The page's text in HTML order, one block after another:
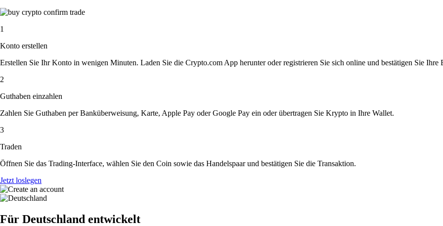
1
Konto erstellen
Erstellen Sie Ihr Konto in wenigen Minuten. Laden Sie die Crypto.com App herunter oder registrieren Sie sich online und bestätigen Sie Ihre
2
Guthaben einzahlen
Zahlen Sie Guthaben per Banküberweisung, Karte, Apple Pay oder Google Pay ein oder übertragen Sie Krypto in Ihre Wallet.
3
Traden
Öffnen Sie das Trading-Interface, wählen Sie den Coin sowie das Handelspaar und bestätigen Sie die Transaktion.
Jetzt loslegen
Für Deutschland entwickelt